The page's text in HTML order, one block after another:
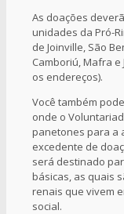
As doações
unidades da Pró-
de Joinville, São
Camboriú, Mafra
os endereços).
Você também
onde o
panetones para a
excedente de
será destinado
básicas, as quais
renais que vivem
social.